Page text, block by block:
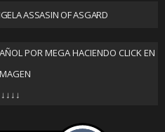
ASSASIN OF ASGARD
POR MEGA HACIENDO CLICK EN